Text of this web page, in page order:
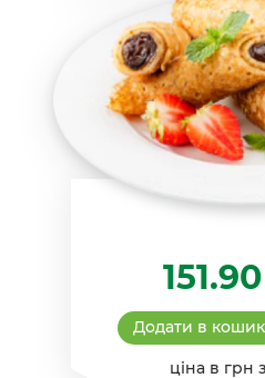
151.90
Додати в кошик
ціна в грн